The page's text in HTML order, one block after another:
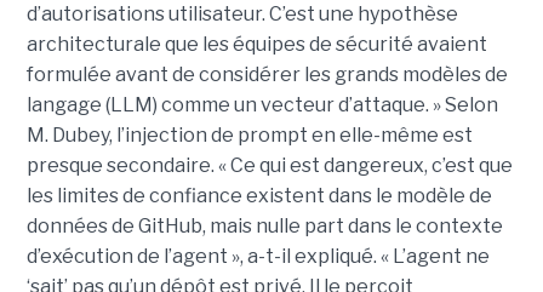
d’autorisations utilisateur. C’est une hypothèse
architecturale que les équipes de sécurité avaient
formulée avant de considérer les grands modèles de
langage (LLM) comme un vecteur d’attaque. » Selon
M. Dubey, l’injection de prompt en elle-même est
presque secondaire. « Ce qui est dangereux, c’est que
les limites de confiance existent dans le modèle de
données de GitHub, mais nulle part dans le contexte
d’exécution de l’agent », a-t-il expliqué. « L’agent ne
‘sait’ pas qu’un dépôt est privé. Il le perçoit